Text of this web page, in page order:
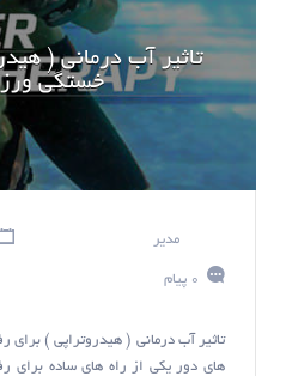
تاثیر آب درمانی (
خستگی
مدیر
0 پیام
تاثیر آب درمانی ( هیدروتراپی )
های دور یکی از راه های ساده